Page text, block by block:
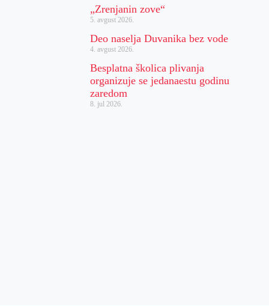
„Zrenjanin zove“
5. avgust 2026.
Deo naselja Duvanika bez vode
4. avgust 2026.
Besplatna školica plivanja
organizuje se jedanaestu godinu
zaredom
8. jul 2026.